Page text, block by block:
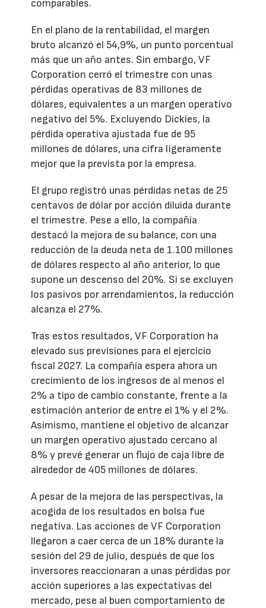
comparables.
En el plano de la rentabilidad, el margen
bruto alcanzó el 54,9%, un punto porcentual
más que un año antes. Sin embargo, VF
Corporation cerró el trimestre con unas
pérdidas operativas de 83 millones de
dólares, equivalentes a un margen operativo
negativo del 5%. Excluyendo Dickies, la
pérdida operativa ajustada fue de 95
millones de dólares, una cifra ligeramente
mejor que la prevista por la empresa.
El grupo registró unas pérdidas netas de 25
centavos de dólar por acción diluida durante
el trimestre. Pese a ello, la compañía
destacó la mejora de su balance, con una
reducción de la deuda neta de 1.100 millones
de dólares respecto al año anterior, lo que
supone un descenso del 20%. Si se excluyen
los pasivos por arrendamientos, la reducción
alcanza el 27%.
Tras estos resultados, VF Corporation ha
elevado sus previsiones para el ejercicio
fiscal 2027. La compañía espera ahora un
crecimiento de los ingresos de al menos el
2% a tipo de cambio constante, frente a la
estimación anterior de entre el 1% y el 2%.
Asimismo, mantiene el objetivo de alcanzar
un margen operativo ajustado cercano al
8% y prevé generar un flujo de caja libre de
alrededor de 405 millones de dólares.
A pesar de la mejora de las perspectivas, la
acogida de los resultados en bolsa fue
negativa. Las acciones de VF Corporation
llegaron a caer cerca de un 18% durante la
sesión del 29 de julio, después de que los
inversores reaccionaran a unas pérdidas por
acción superiores a las expectativas del
mercado, pese al buen comportamiento de